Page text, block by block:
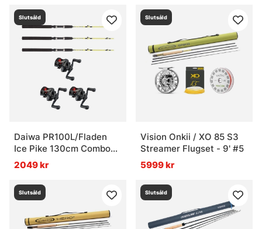
Slutsåld
Daiwa PR100L/Fladen
Ice Pike 130cm Combo
Vänster 3-Pack
2049 kr
Slutsåld
Vision Onkii / XO 85 S3
Streamer Flugset - 9' #5
5999 kr
Slutsåld Slutsåld